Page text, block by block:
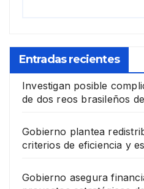
Entradas recientes
Investigan posible
de dos reos brasileños
Gobierno plantea
criterios de eficiencia y
Gobierno asegura